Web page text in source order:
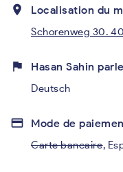
place Localisation du
Schorenweg 30.
flag Hasan Sahin parle
Deutsch
credit_card Mode de
Carte bancaire,